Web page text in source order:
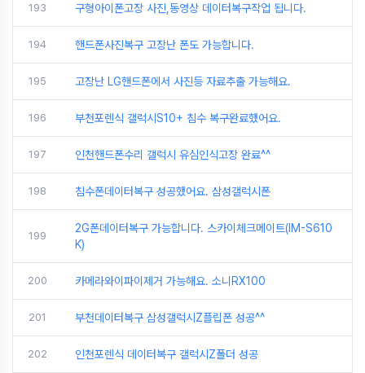
193 구형아이폰고장 사진,동영상 데이터복구작업 됩니다.
194 핸드폰사진복구 고장난 폰도 가능합니다.
195 고장난 LG핸드폰에서 사진등 자료추출 가능해요.
196 부천포렌식 갤럭시S10+ 침수 복구완료했어요.
197 인천핸드폰수리 갤럭시 유심인식고장 완료^^
198 침수폰데이터복구 성공했어요. 삼성갤럭시폰
199
2G폰데이터복구 가능합니다. 스카이체크메이트(IM-S610
K)
200 카메라와이파이제거 가능해요. 소니RX100
201 부천데이터복구 삼성갤럭시Z플립폰 성공^^
202 인천포렌식 데이터복구 갤럭시Z폴더 성공